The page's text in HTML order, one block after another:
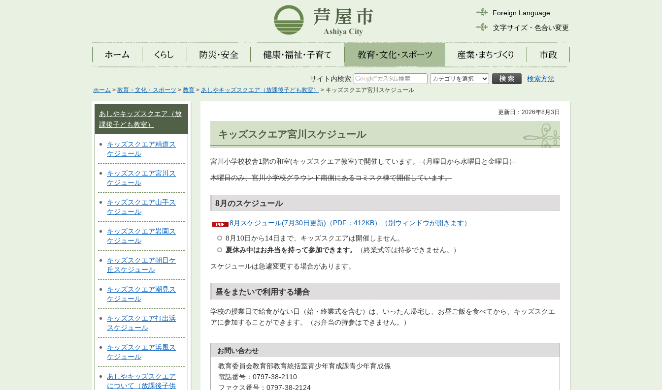
芦屋市
Foreign Language
文字サイズ・色合い変更
ホーム くらし 防災・安全 健康・福祉・子育て 教育・文化・スポーツ 産業・まちづくり 市政
サイト内検索 検索方法
ホーム > 教育・文化・スポーツ > 教育 > あしやキッズスクエア（放課後子ども教室） > キッズスクエア宮川スケジュール
あしやキッズスクエア（放
課後子ども教室）
キッズスクエア精道ス
ケジュール
キッズスクエア宮川ス
ケジュール
キッズスクエア山手ス
ケジュール
キッズスクエア岩園ス
ケジュール
キッズスクエア朝日ケ
丘スケジュール
キッズスクエア潮見ス
ケジュール
キッズスクエア打出浜
スケジュール
キッズスクエア浜風ス
ケジュール
あしやキッズスクエア
について（放課後子供
更新日：2026年8月3日
キッズスクエア宮川スケジュール
宮川小学校校舎1階の和室(キッズスクエア教室)で開催しています。 （月曜日から水曜日と金曜日）
木曜日のみ、宮川小学校グラウンド南側にあるコミスク棟で開催しています。
8月のスケジュール
8月スケジュール(7月30日更新)（PDF：412KB）（別ウィンドウが開きます）
8月10日から14日まで、キッズスクエアは開催しません。
夏休み中はお弁当を持って参加できます。
（終業式等は持参できません。）
スケジュールは急遽変更する場合があります。
昼をまたいで利用する場合
学校の授業日で給食がない日（始・終業式を含む）は、いったん帰宅し、お昼ご飯を食べてから、キッズスクエ
アに参加することができます。（お弁当の持参はできません。）
お問い合わせ
教育委員会教育部教育統括室青少年育成課青少年育成係
電話番号：0797-38-2110
ファクス番号：0797-38-2124